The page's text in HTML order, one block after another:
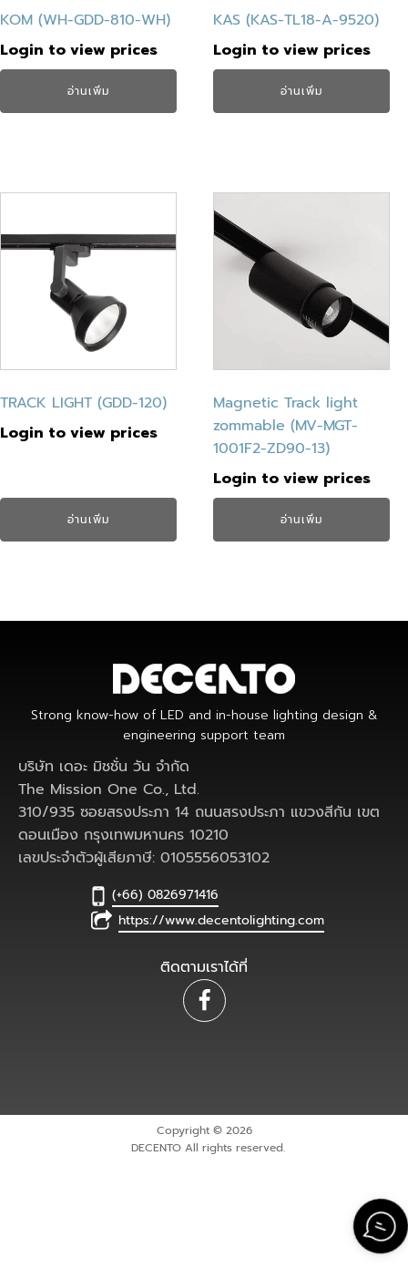
KOM (WH-GDD-810-WH)
Login to view prices
อ่านเพิ่ม
KAS (KAS-TL18-A-9520)
Login to view prices
อ่านเพิ่ม
TRACK LIGHT (GDD-120)
Login to view prices
อ่านเพิ่ม
Magnetic Track light
zommable (MV-MGT-
1001F2-ZD90-13)
Login to view prices
อ่านเพิ่ม
Strong know-how of LED and in-house lighting design &
engineering support team
บริษัท เดอะ มิชชั่น วัน จำกัด
The Mission One Co., Ltd.
310/935 ซอยสรงประภา 14 ถนนสรงประภา แขวงสีกัน เขต
ดอนเมือง กรุงเทพมหานคร 10210
เลขประจำตัวผู้เสียภาษี: 0105556053102
(+66) 0826971416
https://www.decentolighting.com
ติดตามเราได้ที่
Copyright © 2026
DECENTO All rights reserved.